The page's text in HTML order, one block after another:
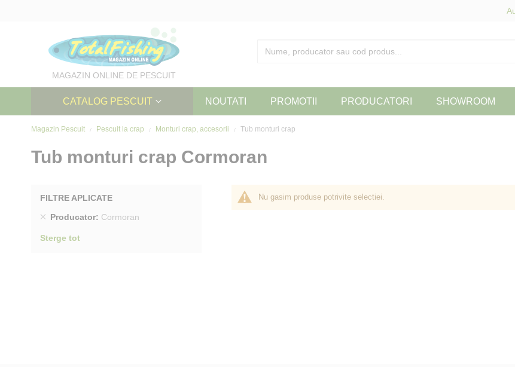
MAGAZIN ONLINE DE PESCUIT
CATALOG PESCUIT NOUTATI PROMOTII PRODUCATORI SHOWROOM
Magazin Pescuit Pescuit la crap Monturi crap, accesorii Tub monturi crap
Tub monturi crap Cormoran
Nu gasim produse potrivite selectiei.
FILTRE APLICATE
Producator
Cormoran
Sterge
Sterge tot